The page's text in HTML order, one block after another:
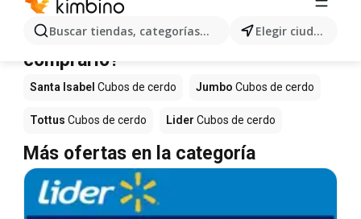
Buscar tiendas, categorías, productos... Elegir ciudad
término.
Cubos de cerdo en oferta - ¿Dónde
comprarlo?
Santa Isabel Cubos de cerdo Jumbo Cubos de cerdo
Tottus Cubos de cerdo Lider Cubos de cerdo
Más ofertas en la categoría